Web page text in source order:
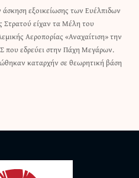
εξοικείωσης των Ευέλπιδων
Στρατού είχαν τα Μέλη του
Αεροπορίας «Αναχαίτιση» την
που εδρεύει στην Πάχη Μεγάρων.
καταρχήν σε θεωρητική βάση